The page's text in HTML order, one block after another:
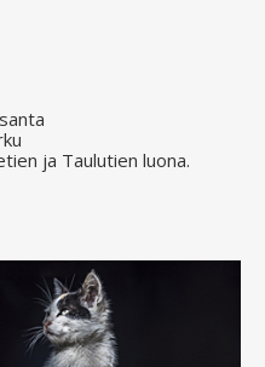
ja Taulutien luona.